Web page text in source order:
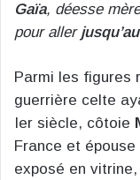
Gaïa, déesse
pour aller
Parmi les figures
guerrière celte
Ier siècle, côtoie
France et
exposé en